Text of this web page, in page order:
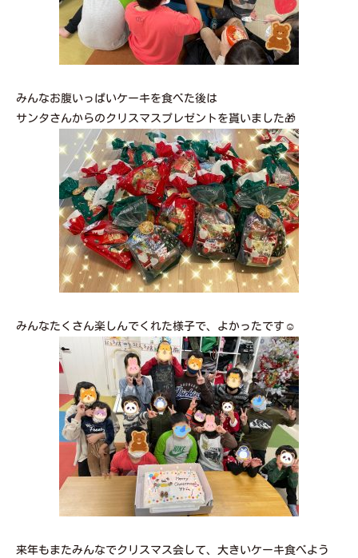
みんなお腹いっぱいケーキを食べた後は
サンタさんからのクリスマスプレゼントを貰いました🎁
みんなたくさん楽しんでくれた様子で、よかったです☺️
来年もまたみんなでクリスマス会して、大きいケーキ食べよう